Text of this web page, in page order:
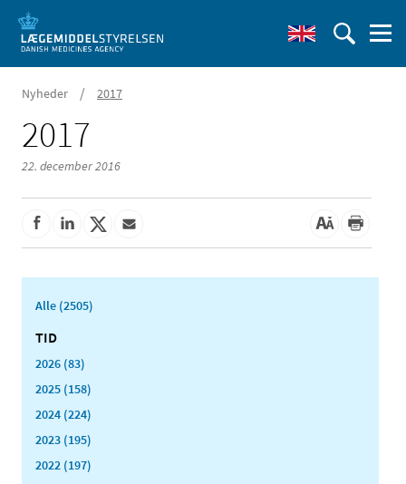
Nyheder / 2017
2017
22. december 2016
Alle (2505)
TID
2026 (83)
2025 (158)
2024 (224)
2023 (195)
2022 (197)